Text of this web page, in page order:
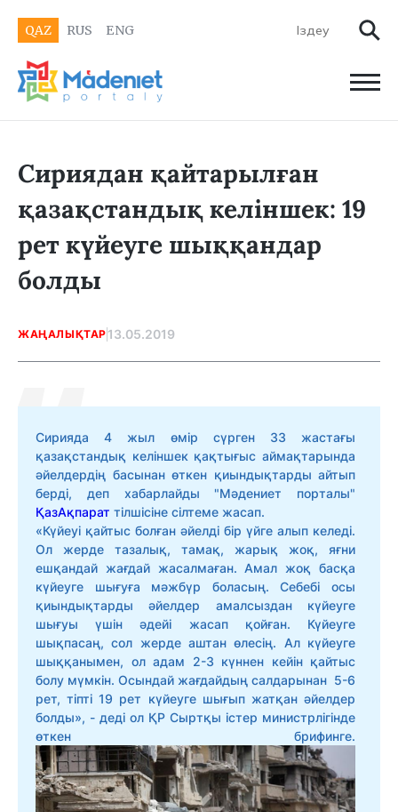
QAZ RUS ENG
Сириядан қайтарылған
қазақстандық келіншек: 19
рет күйеуге шыққандар
болды
ЖАҢАЛЫҚТАР 13.05.2019
Сирияда 4 жыл өмір сүрген 33 жастағы
қазақстандық келіншек қақтығыс аймақтарында
әйелдердің басынан өткен қиындықтарды айтып
берді, деп хабарлайды "Мәдениет порталы"
ҚазАқпарат тілшісіне сілтеме жасап.
«Күйеуі қайтыс болған әйелді бір үйге алып келеді.
Ол жерде тазалық, тамақ, жарық жоқ, яғни
ешқандай жағдай жасалмаған. Амал жоқ басқа
күйеуге шығуға мәжбүр боласың. Себебі осы
қиындықтарды әйелдер амалсыздан күйеуге
шығуы үшін әдейі жасап қойған. Күйеуге
шықпасаң, сол жерде аштан өлесің. Ал күйеуге
шыққанымен, ол адам 2-3 күннен кейін қайтыс
болу мүмкін. Осындай жағдайдың салдарынан 5-6
рет, тіпті 19 рет күйеуге шығып жатқан әйелдер
болды», - деді ол ҚР Сыртқы істер министрлігінде
өткен брифинге.